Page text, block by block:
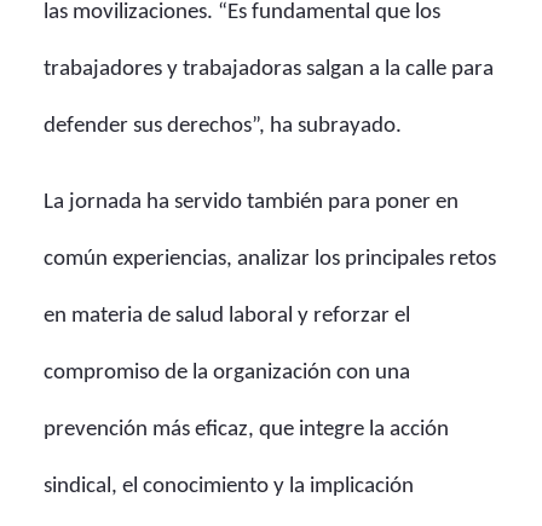
las movilizaciones. “Es fundamental que los
trabajadores y trabajadoras salgan a la calle para
defender sus derechos”, ha subrayado.
La jornada ha servido también para poner en
común experiencias, analizar los principales retos
en materia de salud laboral y reforzar el
compromiso de la organización con una
prevención más eficaz, que integre la acción
sindical, el conocimiento y la implicación